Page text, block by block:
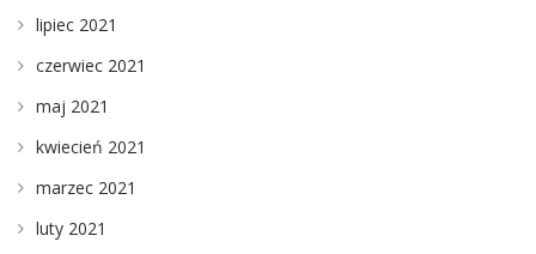
lipiec 2021
czerwiec 2021
maj 2021
kwiecień 2021
marzec 2021
luty 2021